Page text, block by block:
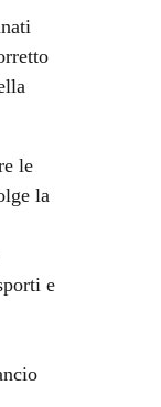
le
la
e